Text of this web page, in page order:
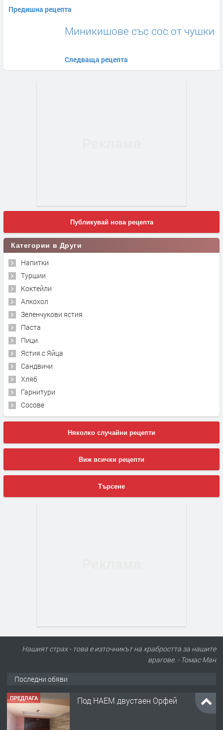
Предишна рецепта
Миникишове със сос от чушки
Следваща рецепта
Публикувай нова рецепта
Категории в Други
Напитки
Туршии
Коктейли
Алкохол
Зеленчукови ястия
Паста
Пици
Ястия с Яйца
Сандвичи
Хляб
Гарнитури
Сосове
Няколко случайни рецепти
Виж всички рецепти
Търсене
Нашият страх - това е източникът на храбростта за нашите
врагове. - Томас Ман
Последни обяви
ПРЕДЛАГА Под НАЕМ двустаен Орфей